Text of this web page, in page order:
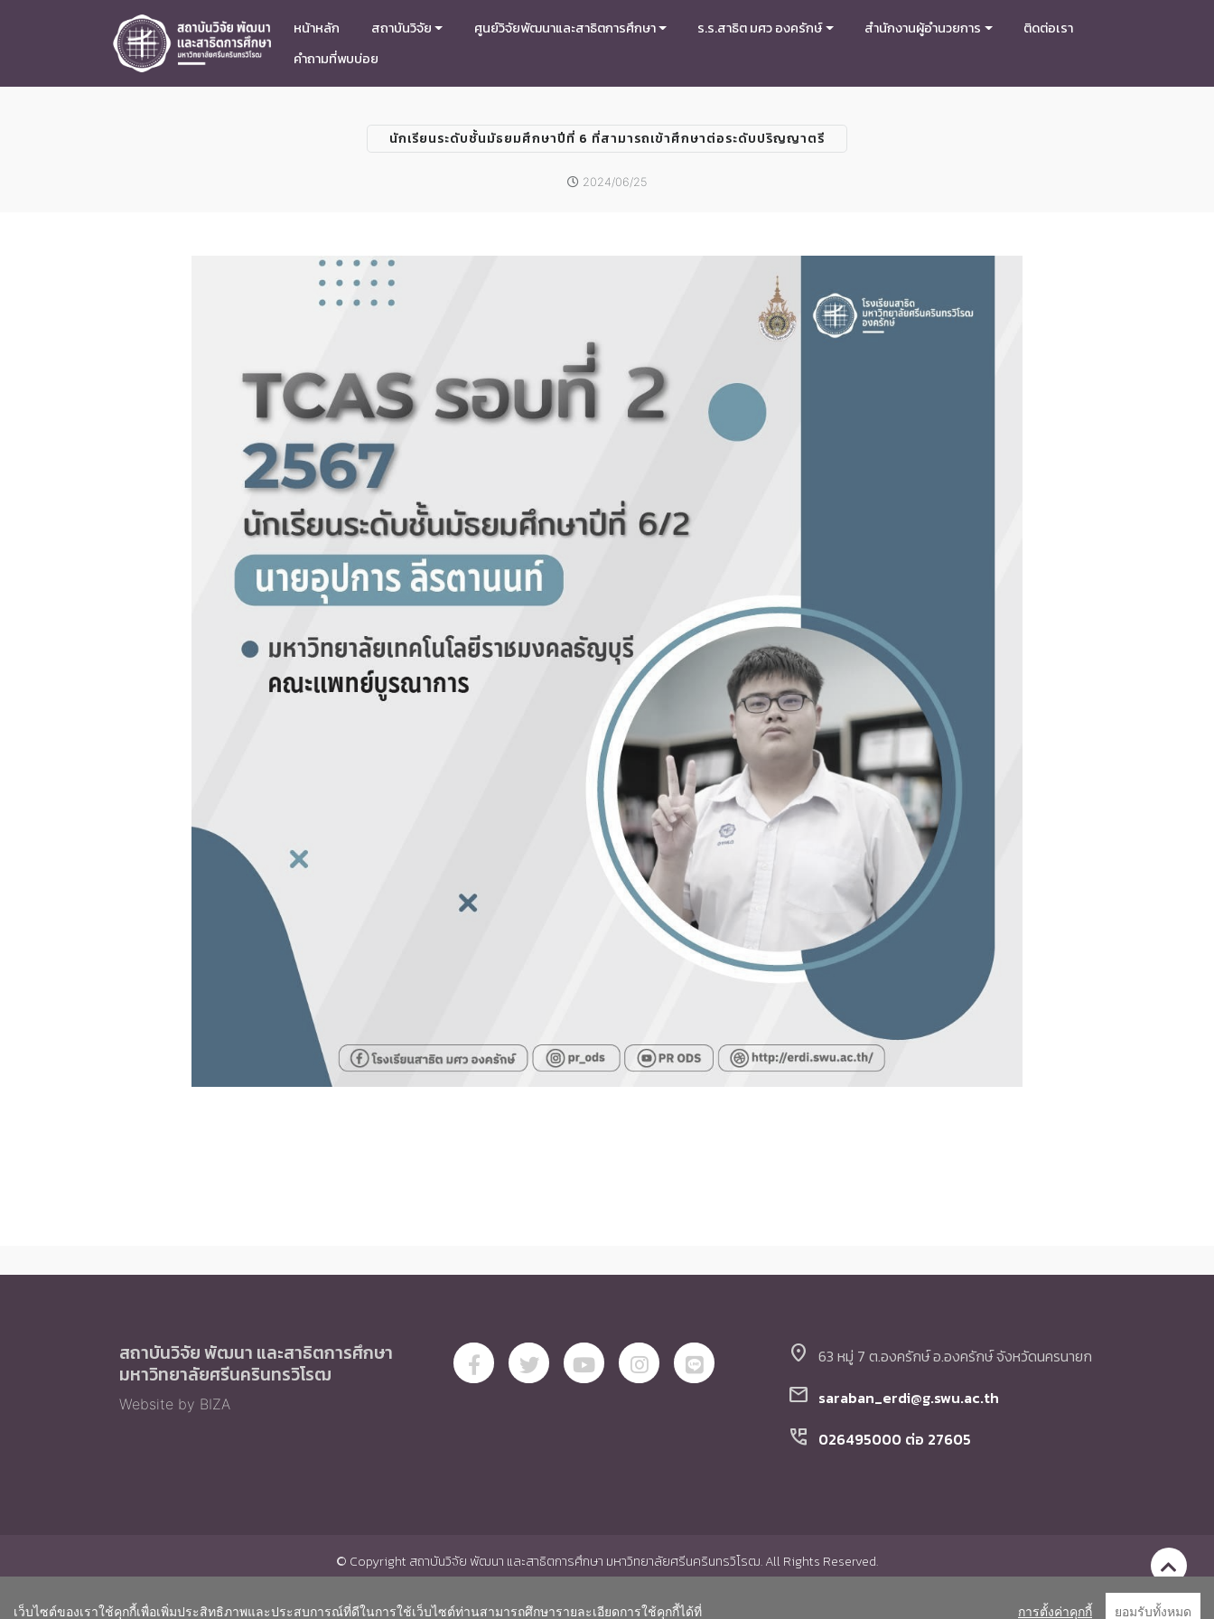
เว็บไซต์ของเราใช้คุกกี้เพื่อเพิ่มประสิทธิภาพและประสบการณ์ที่ดีในการใช้เว็บไซต์ท่านสามารถศึกษารายละเอียดการใช้คุกกี้ได้ที่ การตั้งค่าคุกกี้ ยอมรับทั้งหมด
Go to
หน้าหลัก สถาบันวิจัย ศูนย์วิจัยพัฒนาและสาธิตการศึกษา ร.ร.สาธิต มศว องครักษ์ สำนักงานผู้อำนวยการ
ติดต่อเรา
คำถามที่พบบ่อย
นักเรียนระดับชั้นมัธยมศึกษาปีที่ 6 ที่สามารถเข้าศึกษาต่อระดับปริญญาตรี
2024/06/25
สถาบันวิจัย พัฒนา และสาธิตการศึกษา
มหาวิทยาลัยศรีนครินทรวิโรฒ
Website by BIZA
location_on 63 หมู่ 7 ต.องครักษ์ อ.องครักษ์ จังหวัดนครนายก
mail saraban_erdi@g.swu.ac.th
perm_phone_msg 026495000 ต่อ 27605
© Copyright สถาบันวิจัย พัฒนา และสาธิตการศึกษา มหาวิทยาลัยศรีนครินทรวิโรฒ. All Rights Reserved.